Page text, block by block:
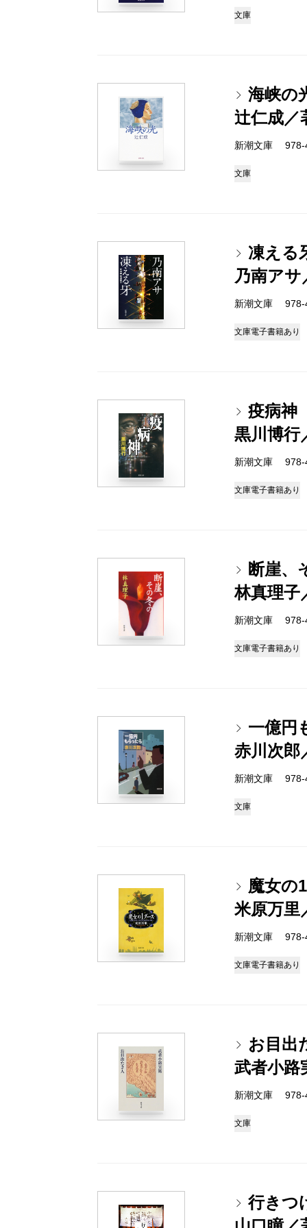
文庫
海峡の
辻仁成／
新潮文庫
文庫
凍える
乃南アサ
新潮文庫
文庫電子書籍あり
疫病神
黒川博行
新潮文庫
文庫電子書籍あり
断崖、
林真理子
新潮文庫
文庫電子書籍あり
一億円
赤川次郎
新潮文庫
文庫
魔女の
米原万里
新潮文庫
文庫電子書籍あり
お目出
武者小路
新潮文庫
文庫
行きつ